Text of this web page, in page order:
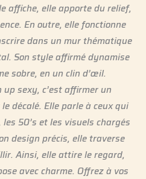
affiche, elle apporte du relief,
En outre, elle fonctionne
dans un mur thématique
Son style affirmé dynamise
sobre, en un clin d’œil.
sexy, c’est affirmer un
décalé. Elle parle à ceux qui
50’s et les visuels chargés
design précis, elle traverse
Ainsi, elle attire le regard,
avec charme. Offrez à vos